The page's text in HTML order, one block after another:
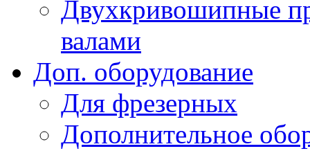
Двухкривошипные
валами
Доп. оборудование
Для фрезерных
Дополнительное